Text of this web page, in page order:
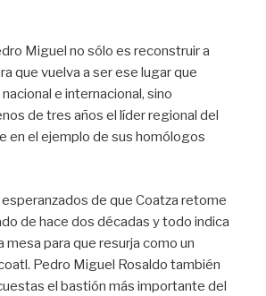
Miguel no sólo es reconstruir a
que vuelva a ser ese lugar que
e internacional, sino
de tres años el líder regional del
en el ejemplo de sus homólogos
de que Coatza retome
de hace dos décadas y todo indica
mesa para que resurja como un
Pedro Miguel Rosaldo también
el bastión más importante del